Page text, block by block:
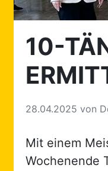
10-
28.04.2025 von
Mit einem
Wochenende